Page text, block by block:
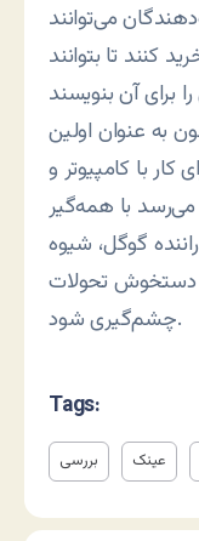
می‌توانند
کنند تا بتوانند
به عنوان اولین
کار با کامپیوتر و
با همه‌گیر
گوگل، شیوه
دستخوش تحولات
چشم‌گیری شود.
Tags:
بررسی عینک